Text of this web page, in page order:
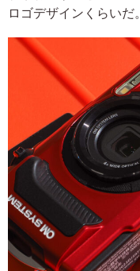
ロゴデザインくらいだ。